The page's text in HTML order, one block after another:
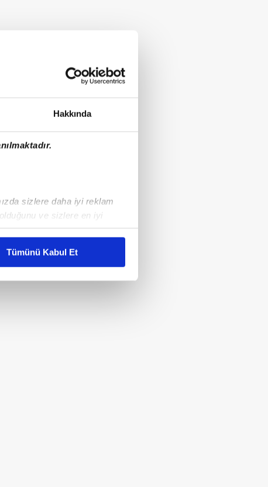
Hakkında
sizlere daha iyi reklam
ve sizlere en iyi
karşılamak
kullanılmaktadır. Bu
sunulması
ve sizlere yönelik
Tümünü Kabul Et